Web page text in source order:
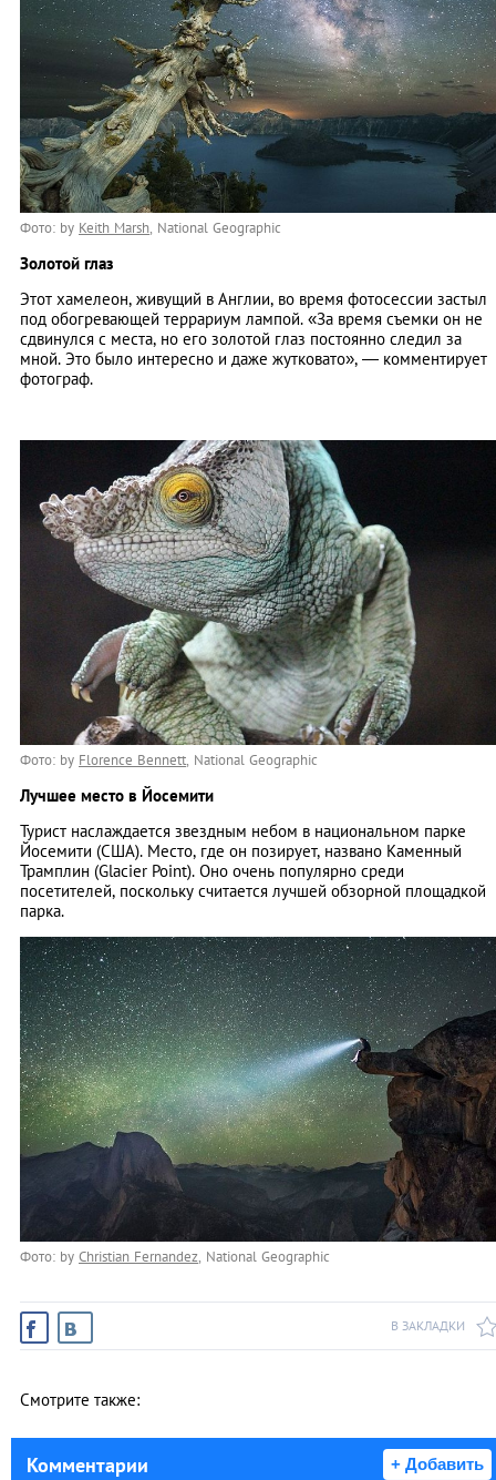
Фото: by Keith Marsh, National Geographic
Золотой глаз
Этот хамелеон, живущий в Англии, во время фотосессии застыл
под обогревающей террариум лампой. «За время съемки он не
сдвинулся с места, но его золотой глаз постоянно следил за
мной. Это было интересно и даже жутковато», — комментирует
фотограф.
Фото: by Florence Bennett, National Geographic
Лучшее место в Йосемити
Турист наслаждается звездным небом в национальном парке
Йосемити (США). Место, где он позирует, названо Каменный
Трамплин (Glacier Point). Оно очень популярно среди
посетителей, поскольку считается лучшей обзорной площадкой
парка.
Фото: by Christian Fernandez, National Geographic
В ЗАКЛАДКИ
Смотрите также:
Комментарии + Добавить